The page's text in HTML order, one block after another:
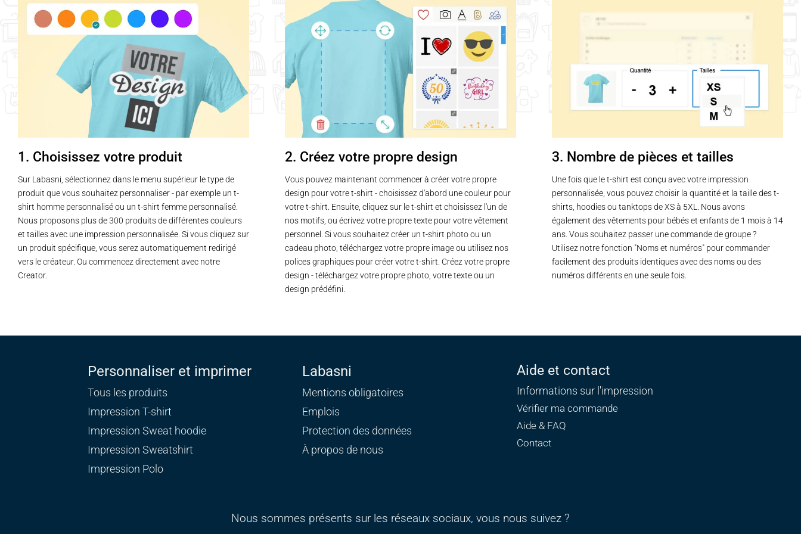
plusieurs
variations.
Les
options
peuvent
être
choisies
du
produit
plusieurs
variations.
Les
options
peuvent
être
choisies
sur
la
du
produit
plusieurs
variations.
Les
options
être
choisies
la
produit
peuvent
choisies
sur
du
produit
plusieurs
variations.
produit
1. Choisissez votre produit
Sur Labasni, sélectionnez dans le menu supérieur le type de
produit que vous souhaitez personnaliser - par exemple un t-
shirt homme personnalisé ou un t-shirt femme personnalisé.
Nous proposons plus de 300 produits de différentes couleurs
et tailles avec une impression personnalisée. Si vous cliquez sur
un produit spécifique, vous serez automatiquement redirigé
vers le créateur. Ou commencez directement avec notre
Creator.
2. Créez votre propre design
Vous pouvez maintenant commencer à créer votre propre
design pour votre t-shirt - choisissez d'abord une couleur pour
votre t-shirt. Ensuite, cliquez sur le t-shirt et choisissez l'un de
nos motifs, ou écrivez votre propre texte pour votre vêtement
personnel. Si vous souhaitez créer un t-shirt photo ou un
cadeau photo, téléchargez votre propre image ou utilisez nos
polices graphiques pour créer votre t-shirt. Créez votre propre
design - téléchargez votre propre photo, votre texte ou un
design prédéfini.
3. Nombre de pièces et tailles
Une fois que le t-shirt est conçu avec votre impression
personnalisée, vous pouvez choisir la quantité et la taille des t-
shirts, hoodies ou tanktops de XS à 5XL. Nous avons
également des vêtements pour bébés et enfants de 1 mois à 14
ans. Vous souhaitez passer une commande de groupe ?
Utilisez notre fonction "Noms et numéros" pour commander
facilement des produits identiques avec des noms ou des
numéros différents en une seule fois.
Personnaliser et imprimer
Tous les produits
Impression T-shirt
Impression Sweat hoodie
Impression Sweatshirt
Impression Polo
Labasni
Mentions obligatoires
Emplois
Protection des données
À propos de nous
Aide et contact
Informations sur l'impression
Vérifier ma commande
Aide & FAQ
Contact
Nous sommes présents sur les réseaux sociaux, vous nous suivez ?